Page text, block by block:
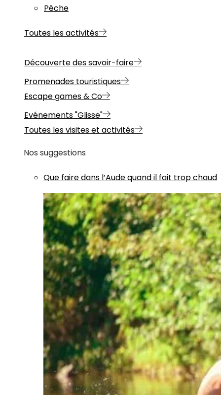
Pêche
Toutes les activités
Découverte des savoir-faire
Promenades touristiques
Escape games & Co
Evénements "Glisse"
Toutes les visites et activités
Nos suggestions
Que faire dans l’Aude quand il fait trop chaud